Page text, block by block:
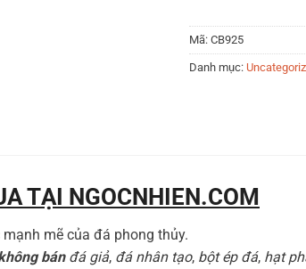
Mã: CB925
Danh mục:
TẠI NGOCNHIEN.COM
mẽ của đá phong thủy.
bán đá giả, đá nhân tạo, bột ép đá, hạt